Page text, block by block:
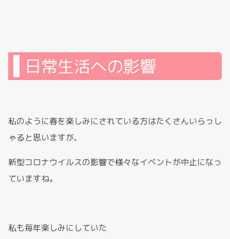
日常生活への影響
私のように春を楽しみにされている方はたくさんいらっし
ゃると思いますが、
新型コロナウイルスの影響で様々なイベントが中止になっ
ていますね。
私も毎年楽しみにしていた